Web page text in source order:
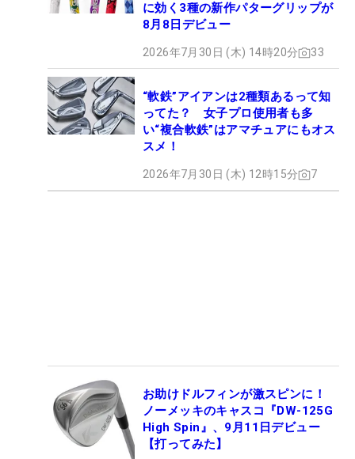
に効く3種の新作パターグリップが
8月8日デビュー
2026年7月30日 (木) 14時20分 33
“軟鉄”アイアンは2種類あるって知
ってた？ 女子プロ使用者も多
い“複合軟鉄”はアマチュアにもオス
スメ！
2026年7月30日 (木) 12時15分 7
お助けドルフィンが激スピンに！
ノーメッキのキャスコ『DW-125G
High Spin』、9月11日デビュー
【打ってみた】